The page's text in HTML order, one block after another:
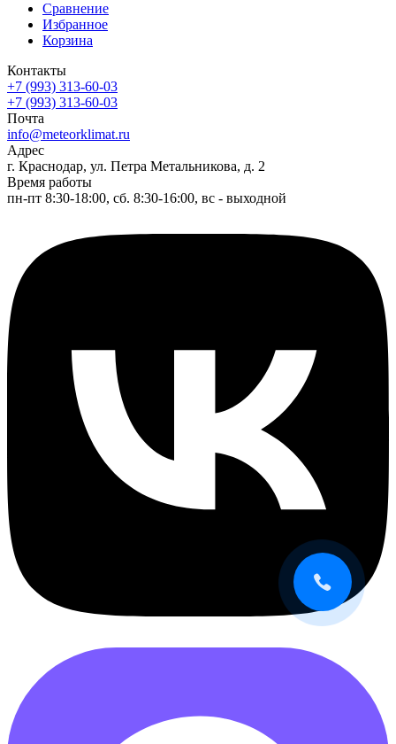
Сравнение
Избранное
Корзина
Контакты
+7 (993) 313-60-03
+7 (993) 313-60-03
Почта
info@meteorklimat.ru
Адрес
г. Краснодар, ул. Петра Метальникова, д. 2
Время работы
пн-пт 8:30-18:00, сб. 8:30-16:00, вс - выходной